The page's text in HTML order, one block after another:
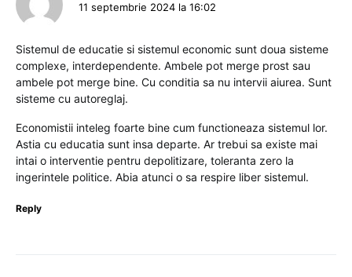
11 septembrie 2024 la 16:02
Sistemul de educatie si sistemul economic sunt doua sisteme
complexe, interdependente. Ambele pot merge prost sau
ambele pot merge bine. Cu conditia sa nu intervii aiurea. Sunt
sisteme cu autoreglaj.
Economistii inteleg foarte bine cum functioneaza sistemul lor.
Astia cu educatia sunt insa departe. Ar trebui sa existe mai
intai o interventie pentru depolitizare, toleranta zero la
ingerintele politice. Abia atunci o sa respire liber sistemul.
Reply